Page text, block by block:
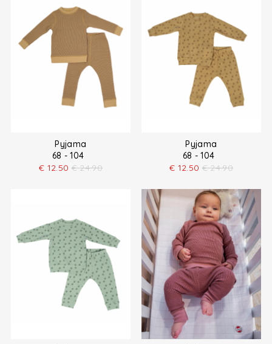
Pyjama
68 - 104
€ 12.50 € 24.90
Pyjama
68 - 104
€ 12.50 € 24.90